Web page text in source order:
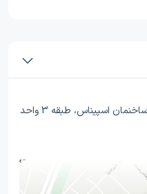
آذربایجان غربی، ارومیه، بلوار حسنی، ساخنمان اسپیناس، طبقه 3 واحد